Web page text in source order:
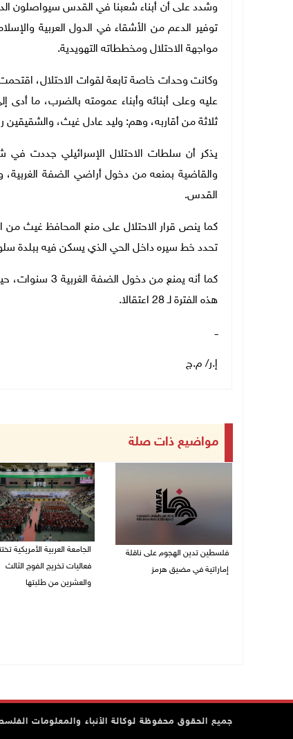
وشدد على أن أبناء شعبنا في القدس سيواصلون
توفير الدعم من الأشقاء في الدول العربية
مواجهة الاحتلال ومخططاته التهويدية.
وكانت وحدات خاصة تابعة لقوات الاحتلال،
عليه وعلى أبنائه وأبناء عمومته بالضرب، ما
ثلاثة من أقاربه، وهم: وليد عادل غيث، والشقيقين
يذكر أن سلطات الاحتلال الإسرائيلي جددت
والقاضية بمنعه من دخول أراضي الضفة الغربية،
القدس.
كما ينص قرار الاحتلال على منع المحافظ غيث من
تحدد خط سيره داخل الحي الذي يسكن فيه ببلدة سلوان،
هذه الفترة لـ 28 اعتقالا.
ــ
إ.ر/ م.ج
مواضيع ذات صلة
فلسطين تدين الهجوم على ناقلة
إماراتية في مضيق هرمز
الجامعة العربية الأمريكية
فعاليات تخريج الفوج الثالث
والعشرين من طلبتها
جميع الحقوق محفوظة لوكالة الأنباء والمعلومات